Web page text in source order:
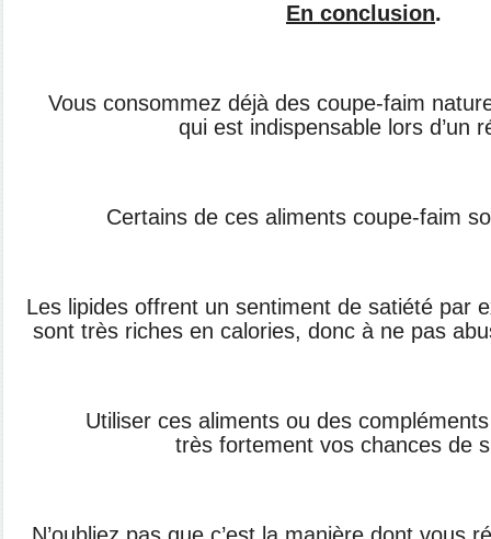
En conclusion.
Vous consommez déjà des coupe-faim
qui est indispensable lors d’un
Certains de ces aliments coupe-faim
Les lipides offrent un sentiment de satiété par
sont très riches en calories, donc à ne pas
Utiliser ces aliments ou des
très fortement vos chances de